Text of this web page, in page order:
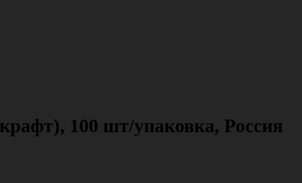
100 шт/упаковка, Россия